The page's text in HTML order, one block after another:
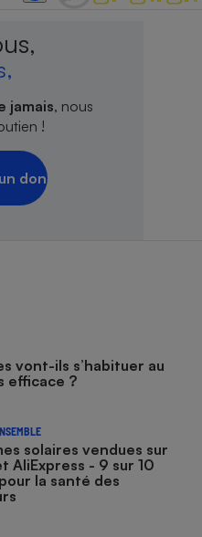
jamais, nous
!
don
vont-ils s’habituer au
efficace ?
solaires vendues sur
AliExpress - 9 sur 10
la santé des